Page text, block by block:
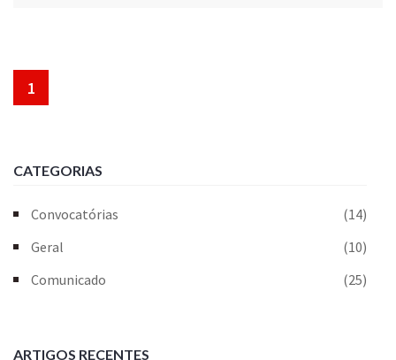
1
CATEGORIAS
Convocatórias
(14)
Geral
(10)
Comunicado
(25)
ARTIGOS RECENTES